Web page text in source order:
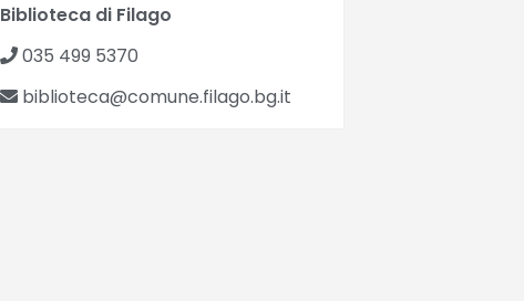
Biblioteca di Filago
035 499 5370
biblioteca@comune.filago.bg.it